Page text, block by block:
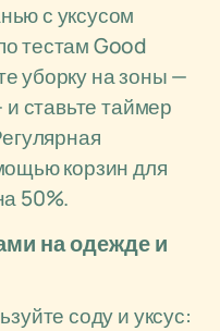
с уксусом
тестам Good
уборку на зоны —
ставьте таймер
корзин для
50%.
на одежде и
соду и уксус: